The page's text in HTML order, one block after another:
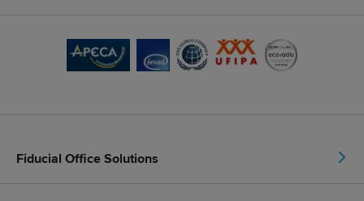
Fiducial Office Solutions